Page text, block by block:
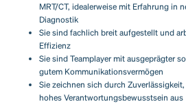
MRT/CT, idealerweise mit Erfahrung in
Diagnostik
Sie sind fachlich breit aufgestellt und
Effizienz
Sie sind Teamplayer mit ausgeprägter
gutem Kommunikationsvermögen
Sie zeichnen sich durch
hohes Verantwortungsbewusstsein aus